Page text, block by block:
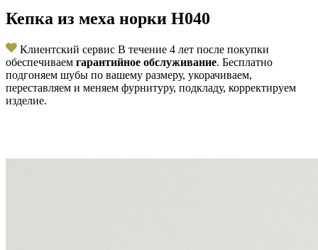
Кепка из меха норки Н040
Клиентский сервис В течение 4 лет после покупки
обеспечиваем гарантийное обслуживание. Бесплатно
подгоняем шубы по вашему размеру, укорачиваем,
переставляем и меняем фурнитуру, подкладу, корректируем
изделие.